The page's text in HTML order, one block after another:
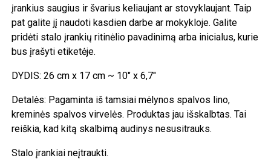
įrankius saugius ir švarius keliaujant ar stovyklaujant. Taip
pat galite jį naudoti kasdien darbe ar mokykloje. Galite
pridėti stalo įrankių ritinėlio pavadinimą arba inicialus, kurie
bus įrašyti etiketėje.
DYDIS: 26 cm x 17 cm ~ 10" x 6,7"
Detalės: Pagaminta iš tamsiai mėlynos spalvos lino,
kreminės spalvos virvelės. Produktas jau išskalbtas. Tai
reiškia, kad kitą skalbimą audinys nesusitrauks.
Stalo įrankiai neįtraukti.